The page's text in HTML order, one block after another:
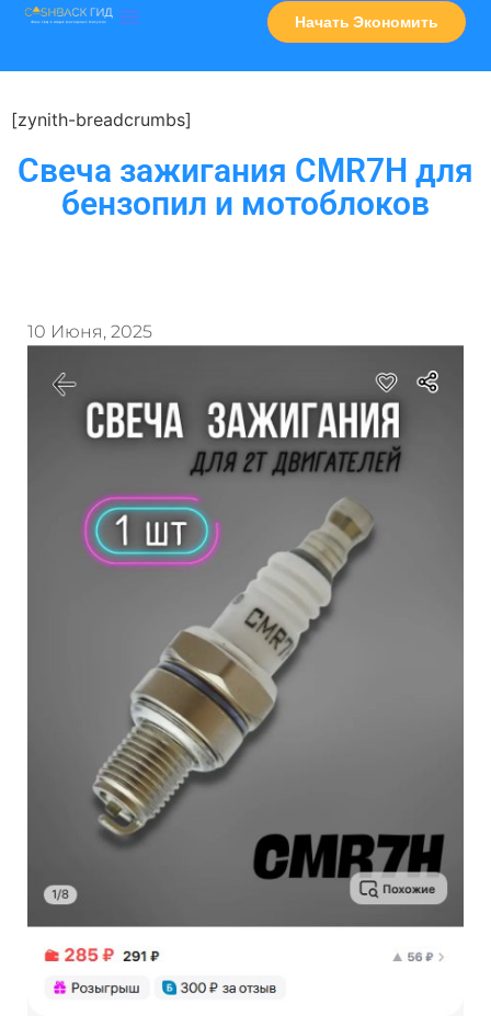
Начать Экономить
[zynith-breadcrumbs]
Свеча зажигания CMR7H для
бензопил и мотоблоков
10 Июня, 2025